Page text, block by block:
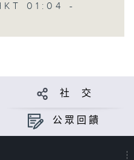
01:04 -
社 交
公眾回饋